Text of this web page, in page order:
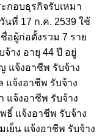
กอบธุรกิจรับเหมา
นที่ 17 ก.ค. 2539 ใช้
อผู้ก่อตั้งรวม 7 ราย
าง อายุ 44 ปี อยู่
แจ้งอาชีพ รับจ้าง
แจ้งอาชีพ รับจ้าง
แจ้งอาชีพ รับจ้าง
ธิ์ แจ้งอาชีพ รับจ้าง
ย็น แจ้งอาชีพ รับจ้าง